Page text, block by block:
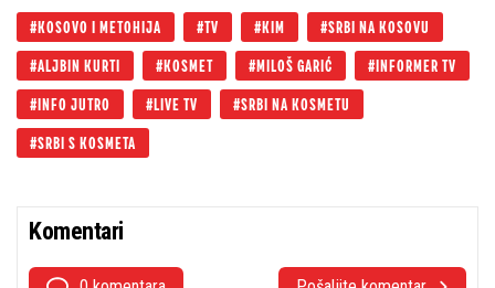
KOSOVO I METOHIJA TV KIM SRBI NA KOSOVU
ALJBIN KURTI KOSMET MILOŠ GARIĆ INFORMER TV
INFO JUTRO LIVE TV SRBI NA KOSMETU
SRBI S KOSMETA
Komentari